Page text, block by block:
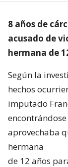
8 años de
acusado de
hermana de
Según la
hechos
imputado
aprovechaba
hermana
de 12 años